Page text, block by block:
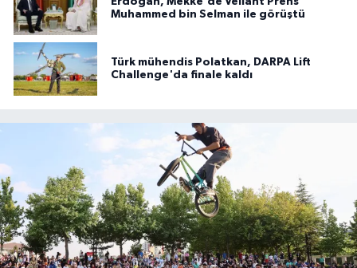
Muhammed bin Selman ile görüştü
Türk mühendis Polatkan, DARPA Lift
Challenge'da finale kaldı